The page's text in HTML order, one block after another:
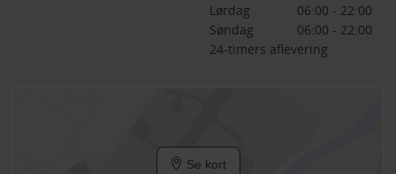
Lørdag
06:00 - 22:00
Søndag
06:00 - 22:00
24-timers aflevering
Se kort